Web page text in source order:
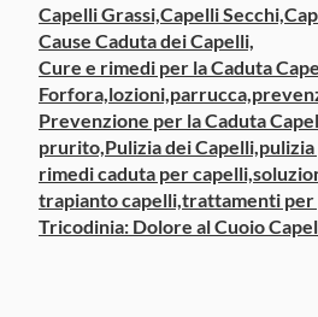
Capelli Grassi,Capelli Secchi,
Cause Caduta dei Capelli,
Cure e rimedi per la Caduta
Forfora,lozioni,parrucca,
Prevenzione per la Caduta
prurito,Pulizia dei Capelli,
rimedi caduta per capelli,
trapianto capelli,trattamenti per
Tricodinia: Dolore al Cuoio